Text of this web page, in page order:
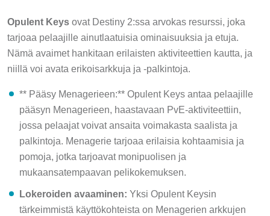
Opulent Keys ovat Destiny 2:ssa arvokas resurssi, joka
tarjoaa pelaajille ainutlaatuisia ominaisuuksia ja etuja.
Nämä avaimet hankitaan erilaisten aktiviteettien kautta, ja
niillä voi avata erikoisarkkuja ja -palkintoja.
** Pääsy Menagerieen:** Opulent Keys antaa pelaajille
pääsyn Menagerieen, haastavaan PvE-aktiviteettiin,
jossa pelaajat voivat ansaita voimakasta saalista ja
palkintoja. Menagerie tarjoaa erilaisia kohtaamisia ja
pomoja, jotka tarjoavat monipuolisen ja
mukaansatempaavan pelikokemuksen.
Lokeroiden avaaminen: Yksi Opulent Keysin
tärkeimmistä käyttökohteista on Menagerien arkkujen